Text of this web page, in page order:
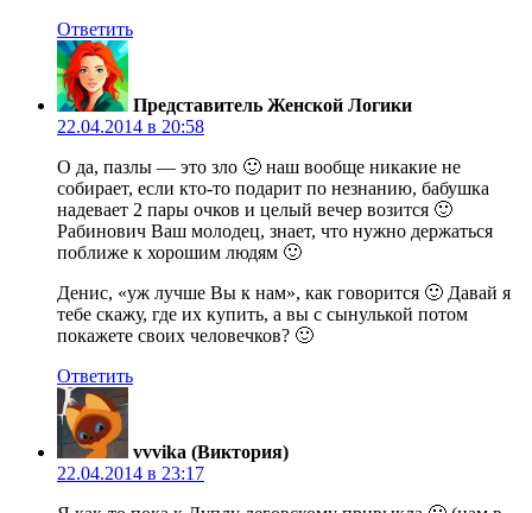
Ответить
Представитель Женской Логики
22.04.2014 в 20:58
О да, пазлы — это зло 🙂 наш вообще никакие не
собирает, если кто-то подарит по незнанию, бабушка
надевает 2 пары очков и целый вечер возится 🙂
Рабинович Ваш молодец, знает, что нужно держаться
поближе к хорошим людям 🙂
Денис, «уж лучше Вы к нам», как говорится 🙂 Давай я
тебе скажу, где их купить, а вы с сынулькой потом
покажете своих человечков? 🙂
Ответить
vvvika (Виктория)
22.04.2014 в 23:17